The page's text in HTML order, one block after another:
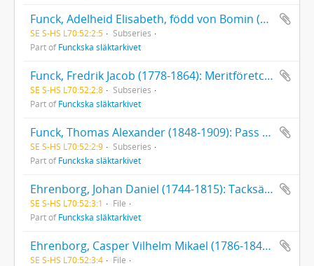
Funck, Adelheid Elisabeth, född von Bomin (1718-1778): Begravningsverser vid hennes jordfästning 1778
SE S-HS L70:52:2:5
Subseries
Part ofFunckska släktarkivet
Funck, Fredrik Jacob (1778-1864): Meritföretckning (1807). Brev (1858-1862) från och till Fredrik Jacob Funck.
SE S-HS L70:52:2:8
Subseries
Part ofFunckska släktarkivet
Funck, Thomas Alexander (1848-1909): Pass 05.07.1873. Brev, 1 st., 1880, till Th. A. Funck
SE S-HS L70:52:2:9
Subseries
Part ofFunckska släktarkivet
Ehrenborg, Johan Daniel (1744-1815): Tacksägelse 1815. Bouppteckning. Arvskifte
SE S-HS L70:52:3:1
File
Part ofFunckska släktarkivet
Ehrenborg, Casper Vilhelm Mikael (1786-1844): Brev från Gustaf Ehrenborg (1795-1858), 1 st., 1845
SE S-HS L70:52:3:4
File